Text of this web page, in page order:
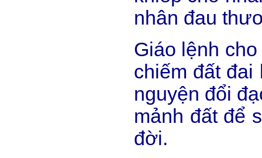
nhân đau
Giáo lệnh
chiếm đất
nguyện đổi
mảnh đất để
đời.